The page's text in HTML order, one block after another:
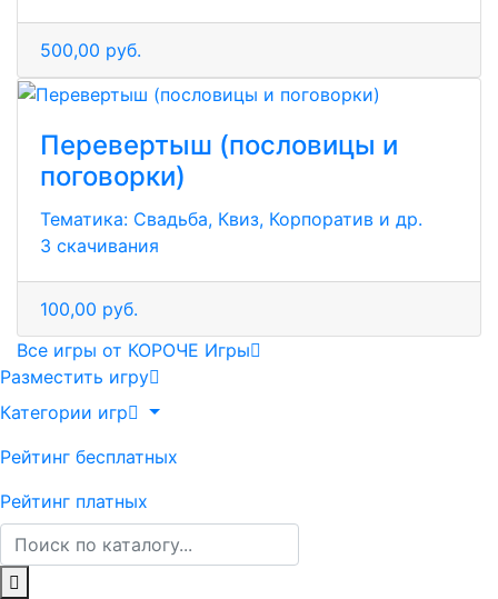
500,00 руб.
Перевертыш (пословицы и
поговорки)
Тематика: Свадьба, Квиз, Корпоратив и др.
3 скачивания
100,00 руб.
Все игры от КОРОЧЕ Игры
Разместить игру
Категории игр
Рейтинг бесплатных
Рейтинг платных